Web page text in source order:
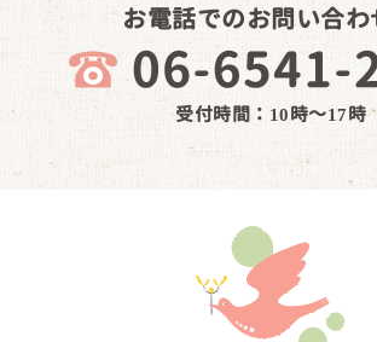
お電話でのお問い合わ
受付時間：10時～17時